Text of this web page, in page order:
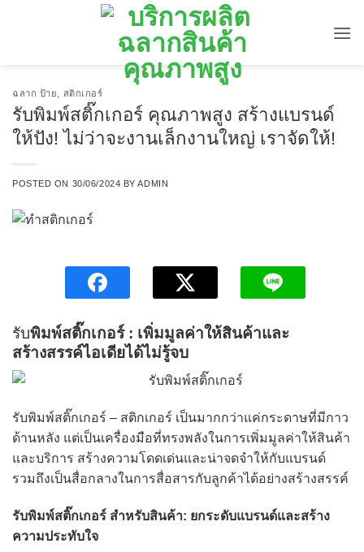
ฉลาก ป้าย สติกเกอร์
รับพิมพ์สติ๊กเกอร์ คุณภาพสูง สร้างแบรนด์
ให้ปัง! ไม่ว่าจะงานเล็กงานใหญ่ เราจัดให้!
POSTED ON 30/06/2024 BYADMIN
รับพิมพ์สติ๊กเกอร์ : เพิ่มมูลค่าให้สินค้าและ
สร้างสรรค์ไอเดียได้ไม่รู้จบ
รับพิมพ์สติ๊กเกอร์ – สติกเกอร์ เป็นมากกว่าแค่กระดาษที่มีกาว
ด้านหลัง แต่เป็นเครื่องมือที่ทรงพลังในการเพิ่มมูลค่าให้สินค้า
และบริการ สร้างความโดดเด่นและน่าจดจำให้กับแบรนด์
รวมถึงเป็นสื่อกลางในการสื่อสารกับลูกค้าได้อย่างสร้างสรรค์
รับพิมพ์สติ๊กเกอร์ สำหรับสินค้า: ยกระดับแบรนด์และสร้าง
ความประทับใจ